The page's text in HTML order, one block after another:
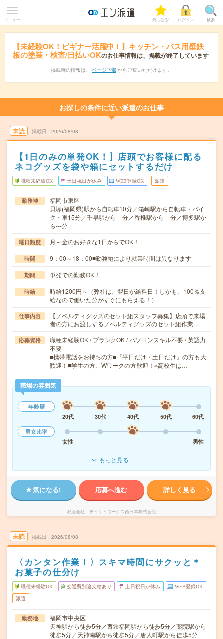
メニュー 気になる! ログイン 検索
【未経験OK！ビギナー活躍中！】キッチン・バス用壁鉄
板の塗装・検査/日払いOKのお仕事情報は、掲載が終了しています
掲載時の情報は、 ページ下部 からご覧いただけます。
お探しの条件に近い派遣のお仕事
未読 掲載日 2026/08/08
【1日のみの単発OK！】店頭でお客様に配る
ネコグッズを袋や箱にセットするだけ
職種未経験OK 土日祝日が休み WEB登録OK 派遣
勤務地
福岡市東区
貝塚(福岡県)駅から自転車10分／箱崎駅から自転車・バイ
ク・車15分／千早駅から---分／香椎駅から---分／博多駅か
ら---分
曜日頻度 月～金のお好きな1日からでOK！
時間 9：00～18：00■勤務地により就業時間は異なります
期間 単発での勤務OK！
時給
時給1200円～（弊社は、翌日が給料日！しかも、100％支
給なので働いた分がすぐにもらえる！）
仕事内容
【ノベルティグッズのセット組スタッフ募集】店頭で来場
者の方にお渡しするノベルティグッズのセット組作業…
応募資格
職種未経験OK / ブランクOK / パソコンスキル不要 / 英語力
不要
■携帯電話をお持ちの方■『平日だけ・土日だけ』の方も大
歓迎！■学生の方、Wワークの方歓迎！※高校生は…
職場の雰囲気
年齢層
20代
30代 40代 50代
60代
男女比率
女性
男性
もっと見る
気になる! 応募へ進む 詳しく見る
派遣会社 テイケイワークス西日本株式会社
未読 掲載日 2026/08/08
〈カンタン作業！〉スキマ時間にサクッと＊
お菓子の仕分け
職種未経験OK 交通費別途支給あり 土日祝日が休み WEB登録OK
派遣
勤務地
福岡市中央区
天神駅から徒歩5分／西鉄福岡駅から徒歩5分／薬院駅から
徒歩5分／天神南駅から徒歩5分／唐人町駅から徒歩5分